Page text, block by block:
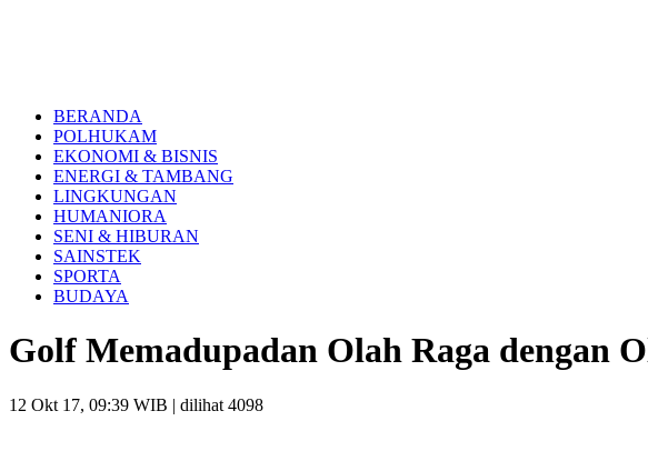
BERANDA
POLHUKAM
EKONOMI & BISNIS
ENERGI & TAMBANG
LINGKUNGAN
HUMANIORA
SENI & HIBURAN
SAINSTEK
SPORTA
BUDAYA
Golf Memadupadan Olah Raga dengan
12 Okt 17, 09:39 WIB | dilihat 4098